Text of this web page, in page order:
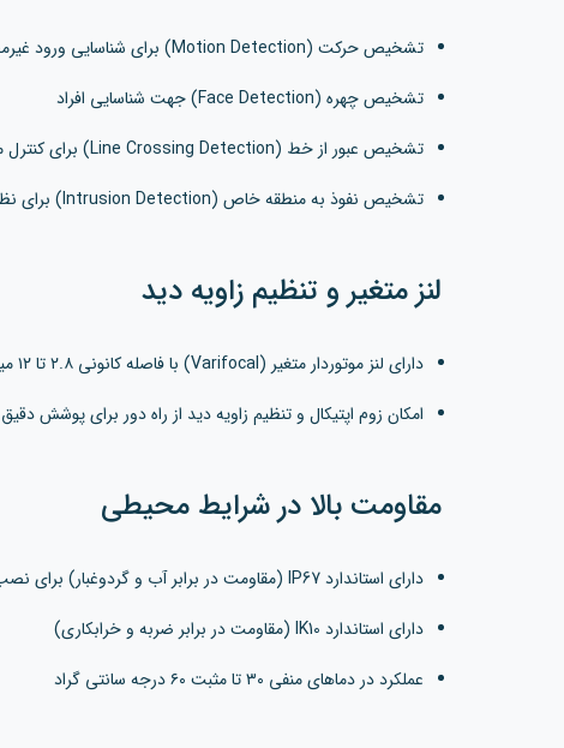
تشخیص حرکت (Motion Detection) برای شناسایی ورود غیرمجاز
تشخیص چهره (Face Detection) جهت شناسایی افراد
تشخیص عبور از خط (Line Crossing Detection) برای کنترل محدوده های امنیتی
تشخیص نفوذ به منطقه خاص (Intrusion Detection) برای نظارت بهتر بر مناطق حساس
لنز متغیر و تنظیم زاویه دید
دارای لنز موتوردار متغیر (Varifocal) با فاصله کانونی ۲.۸ تا ۱۲ میلی متر
امکان زوم اپتیکال و تنظیم زاویه دید از راه دور برای پوشش
مقاومت بالا در شرایط محیطی
دارای استاندارد IP67 (مقاومت در برابر آب و گردوغبار) برای نصب در فضاهای باز
دارای استاندارد IK10 (مقاومت در برابر ضربه و خرابکاری)
عملکرد در دماهای منفی ۳۰ تا مثبت ۶۰ درجه سانتی گراد